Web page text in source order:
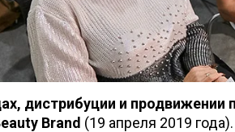
дистрибуции и
Brand (19 апреля 2019